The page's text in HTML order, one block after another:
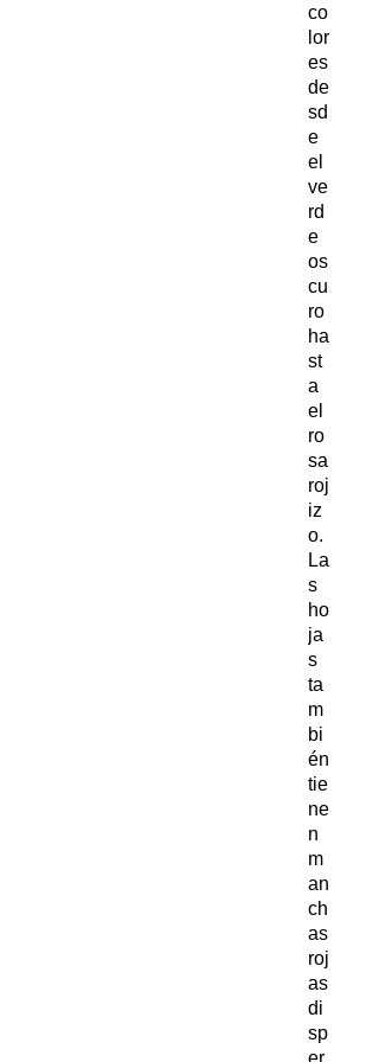
co
lor
es
de
sd
e
el
ve
rd
e
os
cu
ro
ha
st
a
el
ro
sa
roj
iz
o.
La
s
ho
ja
s
ta
m
bi
én
tie
ne
n
m
an
ch
as
roj
as
di
sp